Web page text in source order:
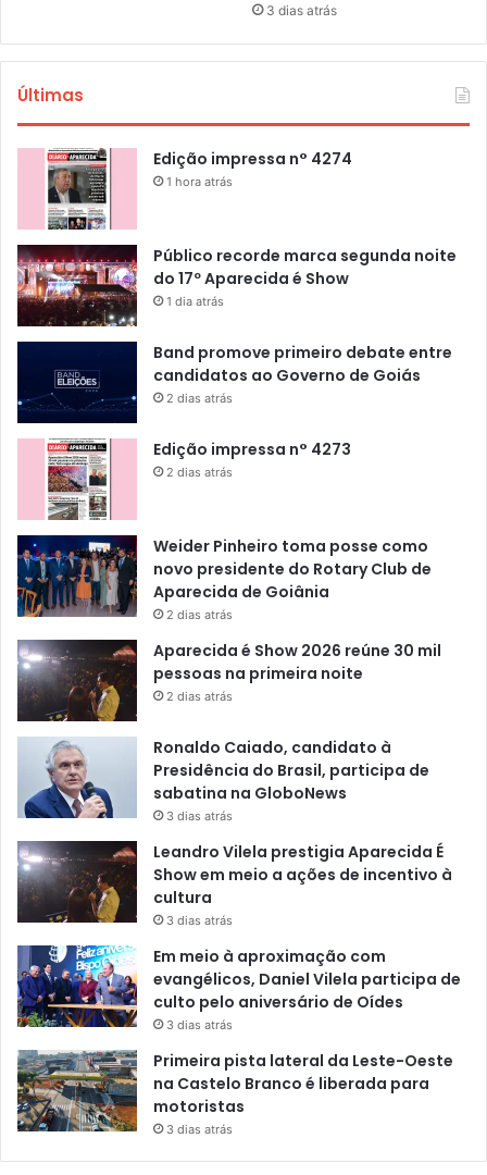
3 dias atrás
Últimas
Edição impressa n° 4274
1 hora atrás
Público recorde marca segunda noite
do 17º Aparecida é Show
1 dia atrás
Band promove primeiro debate entre
candidatos ao Governo de Goiás
2 dias atrás
Edição impressa n° 4273
2 dias atrás
Weider Pinheiro toma posse como
novo presidente do Rotary Club de
Aparecida de Goiânia
2 dias atrás
Aparecida é Show 2026 reúne 30 mil
pessoas na primeira noite
2 dias atrás
Ronaldo Caiado, candidato à
Presidência do Brasil, participa de
sabatina na GloboNews
3 dias atrás
Leandro Vilela prestigia Aparecida É
Show em meio a ações de incentivo à
cultura
3 dias atrás
Em meio à aproximação com
evangélicos, Daniel Vilela participa de
culto pelo aniversário de Oídes
3 dias atrás
Primeira pista lateral da Leste-Oeste
na Castelo Branco é liberada para
motoristas
3 dias atrás